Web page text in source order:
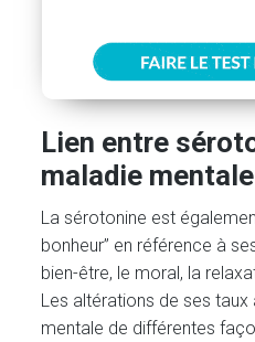
Lien entre
maladie mentale
La sérotonine est
bonheur” en référence à
bien-être, le moral, la
Les altérations de ses
mentale de différentes